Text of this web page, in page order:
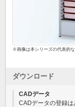
※画像は本シリーズの代表的な
ダウンロード
CADデータ
CADデータの登録は